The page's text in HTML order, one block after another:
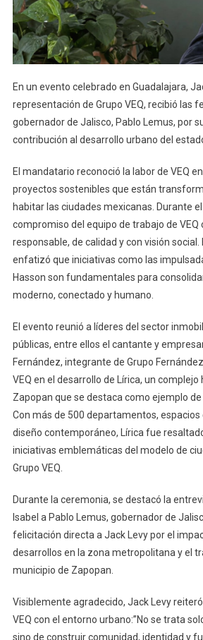
En un evento celebrado en Guadalajara,
representación de Grupo VEQ, recibió las
gobernador de Jalisco, Pablo Lemus, por
contribución al desarrollo urbano del
El mandatario reconoció la labor de VEQ
proyectos sostenibles que están
habitar las ciudades mexicanas. Durante
compromiso del equipo de trabajo de
responsable, de calidad y con visión social.
enfatizó que iniciativas como las
Hasson son fundamentales para
moderno, conectado y humano.
El evento reunió a líderes del sector
públicas, entre ellos el cantante y
Fernández, integrante de Grupo
VEQ en el desarrollo de Lírica, un complejo
Zapopan que se destaca como ejemplo de
Con más de 500 departamentos, espacios
diseño contemporáneo, Lírica fue
iniciativas emblemáticas del modelo de
Grupo VEQ.
Durante la ceremonia, se destacó la
Isabel a Pablo Lemus, gobernador de
felicitación directa a Jack Levy por el
desarrollos en la zona metropolitana y el
municipio de Zapopan.
Visiblemente agradecido, Jack Levy
VEQ con el entorno urbano:”No se trata
sino de construir comunidad, identidad y